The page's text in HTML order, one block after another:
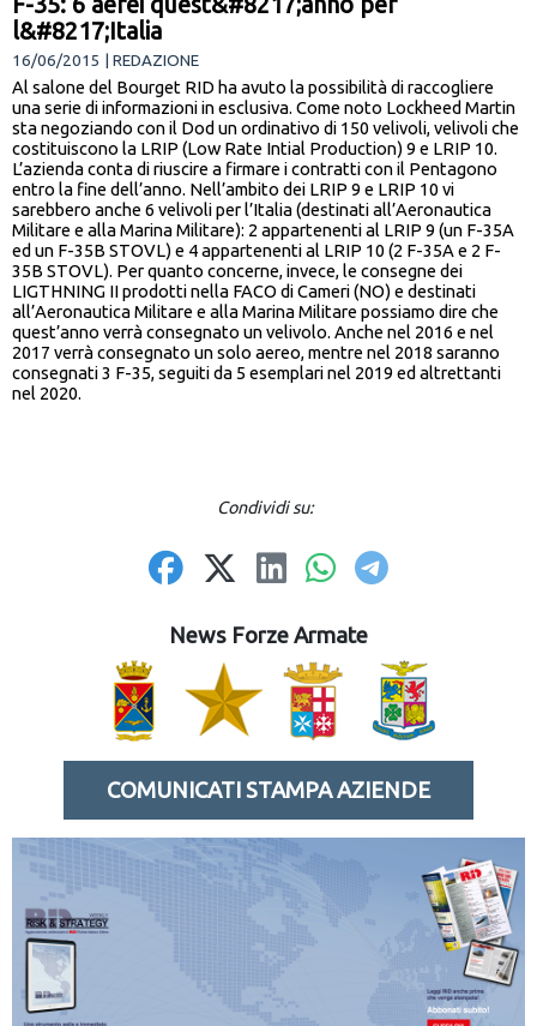
l&#8217;Italia
16/06/2015 | REDAZIONE
Al salone del Bourget RID ha avuto la possibilità di raccogliere
una serie di informazioni in esclusiva. Come noto Lockheed Martin
sta negoziando con il Dod un ordinativo di 150 velivoli, velivoli che
costituiscono la LRIP (Low Rate Intial Production) 9 e LRIP 10.
L’azienda conta di riuscire a firmare i contratti con il Pentagono
entro la fine dell’anno. Nell’ambito dei LRIP 9 e LRIP 10 vi
sarebbero anche 6 velivoli per l’Italia (destinati all’Aeronautica
Militare e alla Marina Militare): 2 appartenenti al LRIP 9 (un F-35A
ed un F-35B STOVL) e 4 appartenenti al LRIP 10 (2 F-35A e 2 F-
35B STOVL). Per quanto concerne, invece, le consegne dei
LIGTHNING II prodotti nella FACO di Cameri (NO) e destinati
all’Aeronautica Militare e alla Marina Militare possiamo dire che
quest’anno verrà consegnato un velivolo. Anche nel 2016 e nel
2017 verrà consegnato un solo aereo, mentre nel 2018 saranno
consegnati 3 F-35, seguiti da 5 esemplari nel 2019 ed altrettanti
nel 2020.
Condividi su:
News Forze Armate
COMUNICATI STAMPA AZIENDE